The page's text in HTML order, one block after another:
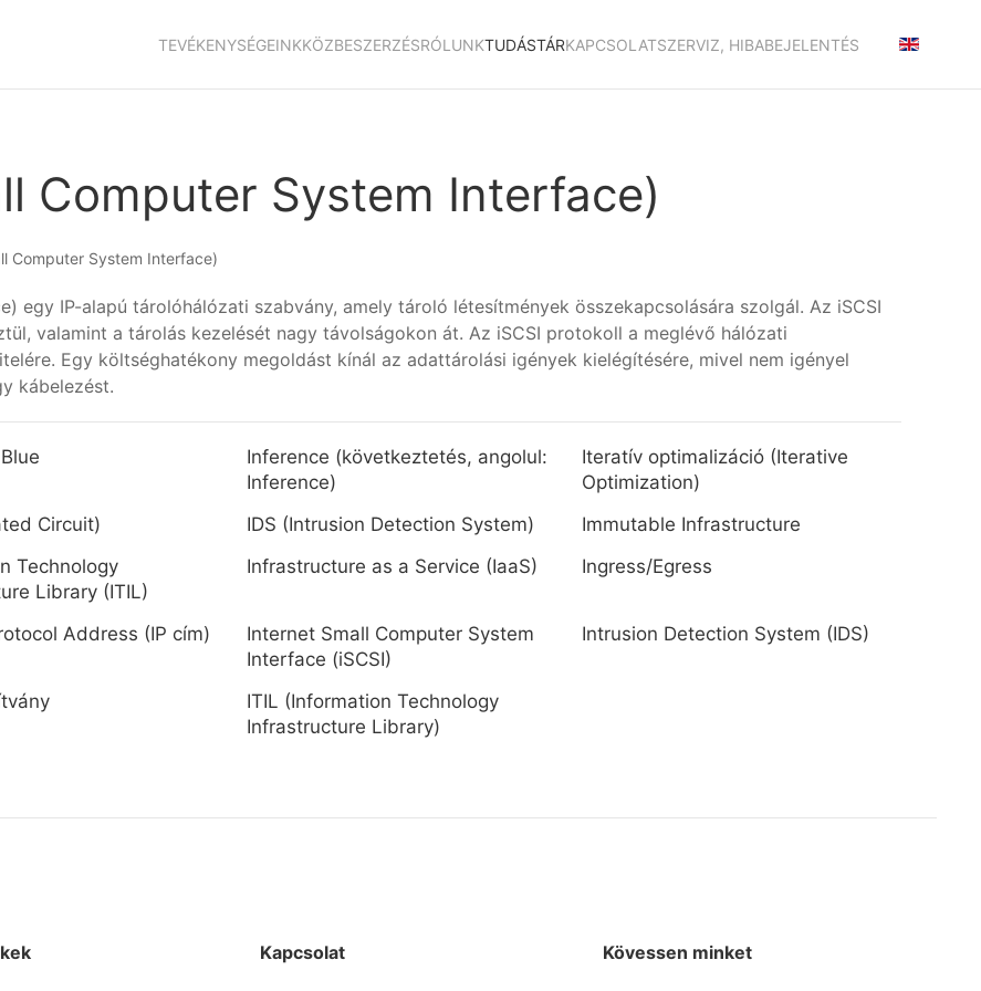
TEVÉKENYSÉGEINKKÖZBESZERZÉSRÓLUNKTUDÁSTÁRKAPCSOLATSZERVIZ, HIBABEJELENTÉS
Computer System Interface)
Computer System Interface)
egy IP-alapú tárolóhálózati szabvány, amely tároló létesítmények összekapcsolására szolgál. Az iSCSI
valamint a tárolás kezelését nagy távolságokon át. Az iSCSI protokoll a meglévő hálózati
Egy költséghatékony megoldást kínál az adattárolási igények kielégítésére, mivel nem igényel
kábelezést.
Inference (következtetés, angolul:
Inference)
Iteratív optimalizáció (Iterative
Optimization)
Circuit) IDS (Intrusion Detection System)
Immutable Infrastructure
Technology
Library (ITIL)
Infrastructure as a Service (IaaS) Ingress/Egress
Address (IP cím)
Internet Small Computer System
Interface (iSCSI)
Intrusion Detection System (IDS)
ITIL (Information Technology
Infrastructure Library)
Kapcsolat Kövessen minket